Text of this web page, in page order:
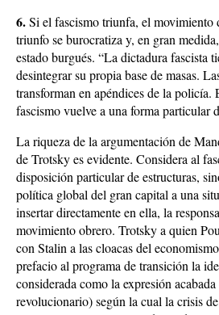
6.Si el fascismo triunfa, el movimiento
triunfo se burocratiza y, en gran
estado burgués. “La dictadura fascista
desintegrar su propia base de masas.
transforman en apéndices de la policía.
fascismo vuelve a una forma particular
La riqueza de la argumentación de
de Trotsky es evidente. Considera al
disposición particular de estructuras,
política global del gran capital a una
insertar directamente en ella, la
movimiento obrero. Trotsky a quien
con Stalin a las cloacas del
prefacio al programa de transición la
considerada como la expresión
revolucionario) según la cual la crisis